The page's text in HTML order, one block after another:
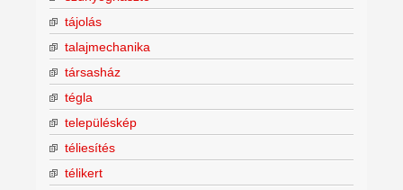
tájolás
talajmechanika
társasház
tégla
településkép
téliesítés
télikert